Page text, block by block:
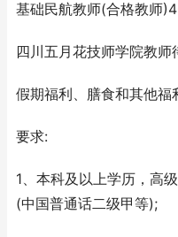
基础民航教师(合格教师
四川五月花技师学院教师
假期福利、膳食和其他福
要求:
1、本科及以上学历，高
(中国普通话二级甲等);